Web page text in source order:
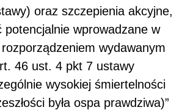
oraz szczepienia akcyjne,
potencjalnie wprowadzane w
wydawanym
46 ust. 4 pkt 7 ustawy
wysokiej śmiertelności
była ospa prawdziwa)”